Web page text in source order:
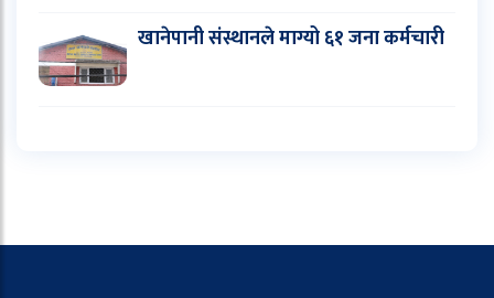
खानेपानी संस्थानले माग्यो ६१ जना कर्मचारी